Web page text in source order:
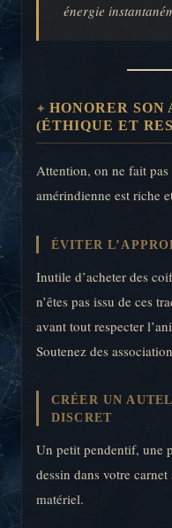
énergie
HONORER
(ÉTHIQUE ET
Attention, on ne fait
amérindienne est riche
ÉVITER
Inutile d’acheter des
n’êtes pas issu de ces
avant tout respecter
Soutenez des
CRÉER UN
DISCRET
Un petit pendentif, une
dessin dans votre
matériel.